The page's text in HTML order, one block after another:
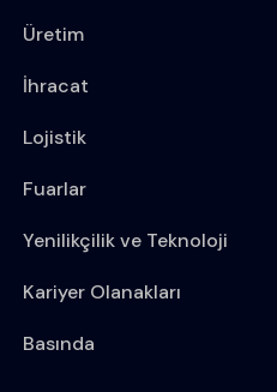
Üretim
İhracat
Lojistik
Fuarlar
Yenilikçilik ve Teknoloji
Kariyer Olanakları
Basında